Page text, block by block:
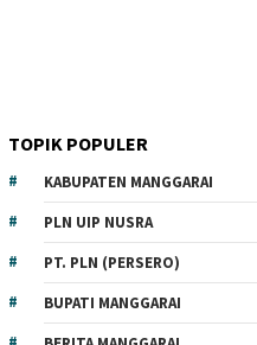
TOPIK POPULER
KABUPATEN MANGGARAI
PLN UIP NUSRA
PT. PLN (PERSERO)
BUPATI MANGGARAI